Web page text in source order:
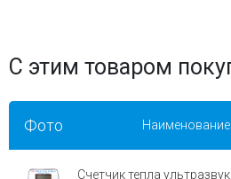
С этим товаром
Фото Наименование
Счетчик тепла